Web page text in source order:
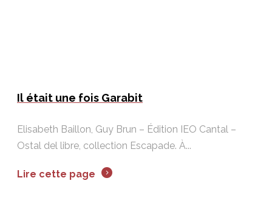
Il était une fois Garabit
Elisabeth Baillon, Guy Brun – Édition IEO Cantal –
Ostal del libre, collection Escapade. À...
Lire cette page